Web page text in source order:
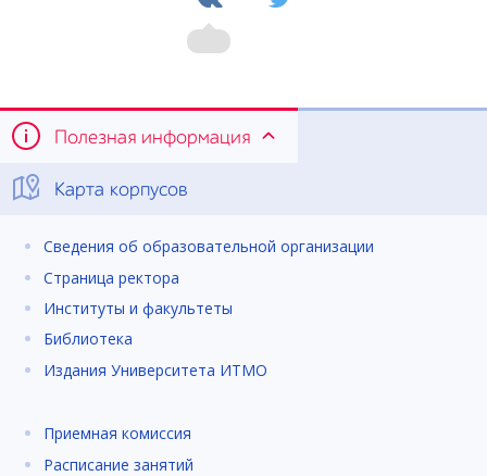
Полезная информация
Карта корпусов
Сведения об образовательной организации
Страница ректора
Институты и факультеты
Библиотека
Издания Университета ИТМО
Приемная комиссия
Расписание занятий